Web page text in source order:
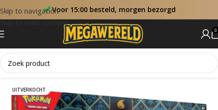
Skip to navigation
Skip to main content
Voor 15:00 besteld, morgen bezorgd
0
Home Collectie Boxen
UITVERKOCHT